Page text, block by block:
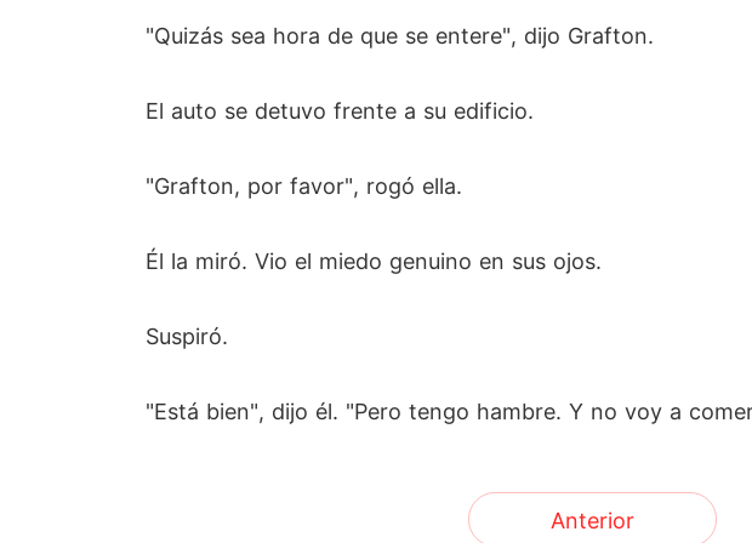
"Quizás sea hora de que se entere", dijo Grafton.
El auto se detuvo frente a su edificio.
"Grafton, por favor", rogó ella.
Él la miró. Vio el miedo genuino en sus ojos.
Suspiró.
"Está bien", dijo él. "Pero tengo hambre. Y no voy a
Anterior